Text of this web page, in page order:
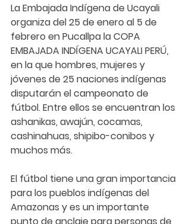
La Embajada Indígena de Ucayali
organiza del 25 de enero al 5 de
febrero en Pucallpa la COPA
EMBAJADA INDÍGENA UCAYALI PERÚ,
en la que hombres, mujeres y
jóvenes de 25 naciones indígenas
disputarán el campeonato de
fútbol. Entre ellos se encuentran los
ashanikas, awajún, cocamas,
cashinahuas, shipibo-conibos y
muchos más.
El fútbol tiene una gran importancia
para los pueblos indígenas del
Amazonas y es un importante
punto de anclaje para personas de